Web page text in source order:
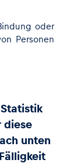
oder
Personen
diese
unten